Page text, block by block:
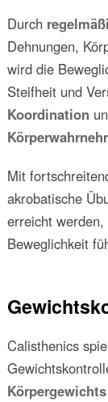
Durch
Dehnungen,
wird die
Steifheit und
Koordination
Mit
akrobatische
erreicht
Beweglichkeit
Calisthenics